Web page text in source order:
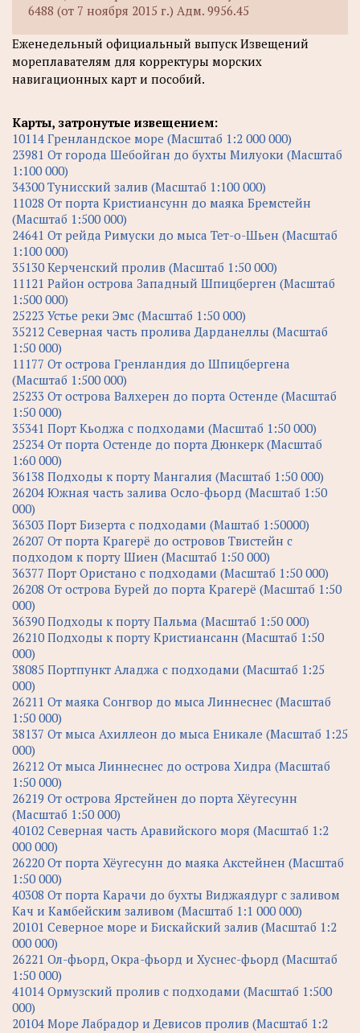
6488 (от 7 ноября 2015 г.) Адм. 9956.45
Еженедельный официальный выпуск Извещений
мореплавателям для корректуры морских
навигационных карт и пособий.
Карты, затронутые извещением:
10114 Гренландское море (Масштаб 1:2 000 000)
23981 От города Шебойган до бухты Милуоки (Масштаб
1:100 000)
34300 Тунисский залив (Масштаб 1:100 000)
11028 От порта Кристиансунн до маяка Бремстейн
(Масштаб 1:500 000)
24641 От рейда Римуски до мыса Тет-о-Шьен (Масштаб
1:100 000)
35130 Керченский пролив (Масштаб 1:50 000)
11121 Район острова Западный Шпицберген (Масштаб
1:500 000)
25223 Устье реки Эмс (Масштаб 1:50 000)
35212 Северная часть пролива Дарданеллы (Масштаб
1:50 000)
11177 От острова Гренландия до Шпицбергена
(Масштаб 1:500 000)
25233 От острова Валхерен до порта Остенде (Масштаб
1:50 000)
35341 Порт Кьоджа с подходами (Масштаб 1:50 000)
25234 От порта Остенде до порта Дюнкерк (Масштаб
1:60 000)
36138 Подходы к порту Мангалия (Масштаб 1:50 000)
26204 Южная часть залива Осло-фьорд (Масштаб 1:50
000)
36303 Порт Бизерта с подходами (Маштаб 1:50000)
26207 От порта Крагерё до островов Твистейн с
подходом к порту Шиен (Масштаб 1:50 000)
36377 Порт Ористано с подходами (Масштаб 1:50 000)
26208 От острова Бурей до порта Крагерё (Масштаб 1:50
000)
36390 Подходы к порту Пальма (Масштаб 1:50 000)
26210 Подходы к порту Кристиансанн (Масштаб 1:50
000)
38085 Портпункт Аладжа с подходами (Масштаб 1:25
000)
26211 От маяка Сонгвор до мыса Линнеснес (Масштаб
1:50 000)
38137 От мыса Ахиллеон до мыса Еникале (Масштаб 1:25
000)
26212 От мыса Линнеснес до острова Хидра (Масштаб
1:50 000)
26219 От острова Ярстейнен до порта Хёугесунн
(Масштаб 1:50 000)
40102 Северная часть Аравийского моря (Масштаб 1:2
000 000)
26220 От порта Хёугесунн до маяка Акстейнен (Масштаб
1:50 000)
40308 От порта Карачи до бухты Виджаядург с заливом
Кач и Камбейским заливом (Масштаб 1:1 000 000)
20101 Северное море и Бискайский залив (Масштаб 1:2
000 000)
26221 Ол-фьорд, Окра-фьорд и Хуснес-фьорд (Масштаб
1:50 000)
41014 Ормузский пролив с подходами (Масштаб 1:500
000)
20104 Море Лабрадор и Девисов пролив (Масштаб 1:2